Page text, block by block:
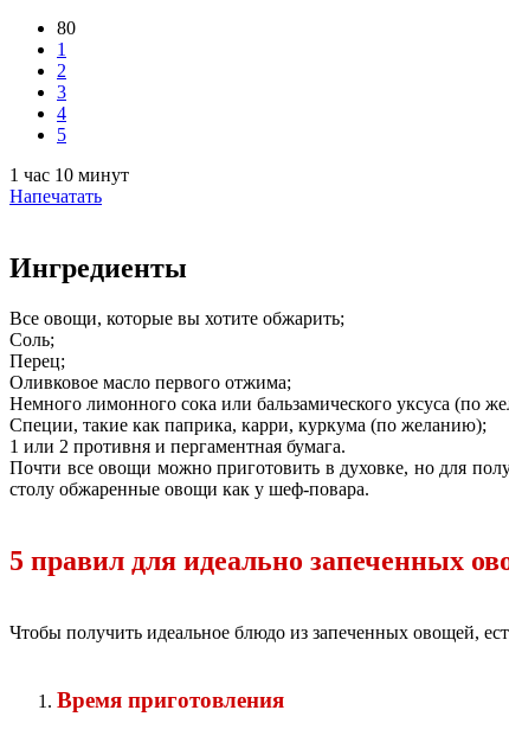
80
1
2
3
4
5
1 час 10 минут
Напечатать
Ингредиенты
Все овощи, которые вы хотите обжарить;
Соль;
Перец;
Оливковое масло первого отжима;
Немного лимонного сока или бальзамического уксуса (по
Специи, такие как паприка, карри, куркума (по желанию);
1 или 2 противня и пергаментная бумага.
Почти все овощи можно приготовить в духовке, но для
столу обжаренные овощи как у шеф-повара.
5 правил для идеально запеченных
Чтобы получить идеальное блюдо из запеченных овощей,
Время приготовления